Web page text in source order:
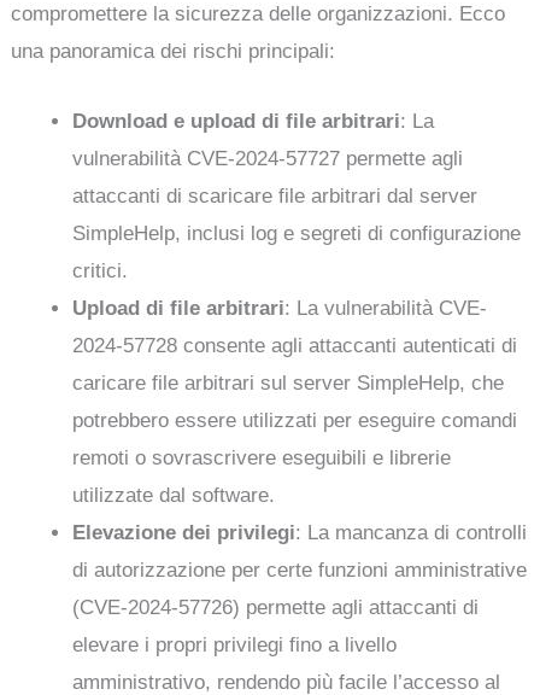
compromettere la sicurezza delle organizzazioni. Ecco
una panoramica dei rischi principali:
Download e upload di file arbitrari: La
vulnerabilità CVE-2024-57727 permette agli
attaccanti di scaricare file arbitrari dal server
SimpleHelp, inclusi log e segreti di configurazione
critici.
Upload di file arbitrari: La vulnerabilità CVE-
2024-57728 consente agli attaccanti autenticati di
caricare file arbitrari sul server SimpleHelp, che
potrebbero essere utilizzati per eseguire comandi
remoti o sovrascrivere eseguibili e librerie
utilizzate dal software.
Elevazione dei privilegi: La mancanza di controlli
di autorizzazione per certe funzioni amministrative
(CVE-2024-57726) permette agli attaccanti di
elevare i propri privilegi fino a livello
amministrativo, rendendo più facile l’accesso al